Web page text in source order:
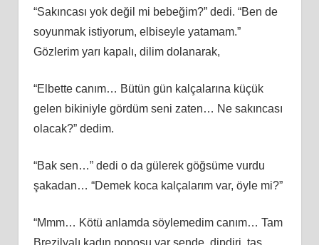
“Sakıncası yok değil mi bebeğim?” dedi. “Ben de
soyunmak istiyorum, elbiseyle yatamam.”
Gözlerim yarı kapalı, dilim dolanarak,
“Elbette canım… Bütün gün kalçalarına küçük
gelen bikiniyle gördüm seni zaten… Ne sakıncası
olacak?” dedim.
“Bak sen…” dedi o da gülerek göğsüme vurdu
şakadan… “Demek koca kalçalarım var, öyle mi?”
“Mmm… Kötü anlamda söylemedim canım… Tam
Brezilyalı kadın poposu var sende, dipdiri, taş